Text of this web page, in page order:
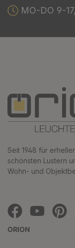
MO-DO 9-
Seit 1948 für
schönsten Lustern
Wohn- und
ORION